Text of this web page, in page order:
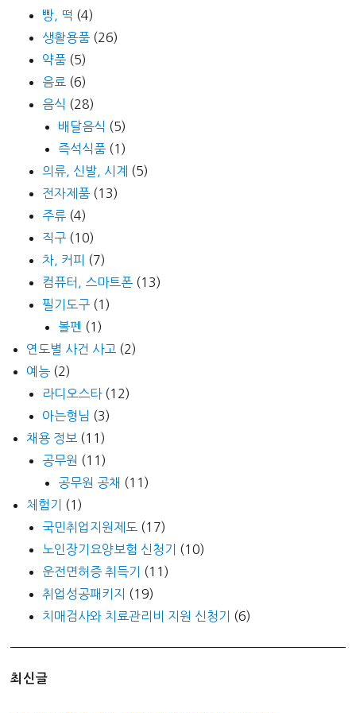
빵, 떡 (4)
생활용품 (26)
약품 (5)
음료 (6)
음식 (28)
배달음식 (5)
즉석식품 (1)
의류, 신발, 시계 (5)
전자제품 (13)
주류 (4)
직구 (10)
차, 커피 (7)
컴퓨터, 스마트폰 (13)
필기도구 (1)
볼펜 (1)
연도별 사건 사고 (2)
예능 (2)
라디오스타(12)
아는형님 (3)
채용 정보 (11)
공무원 (11)
공무원 공채 (11)
체험기
(1)
국민취업지원제도 (17)
노인장기요양보험 신청기
(10)
운전면허증 취득기
(11)
취업성공패키지
(19)
치매검사와 치료관리비 지원 신청기
(6)
최신글